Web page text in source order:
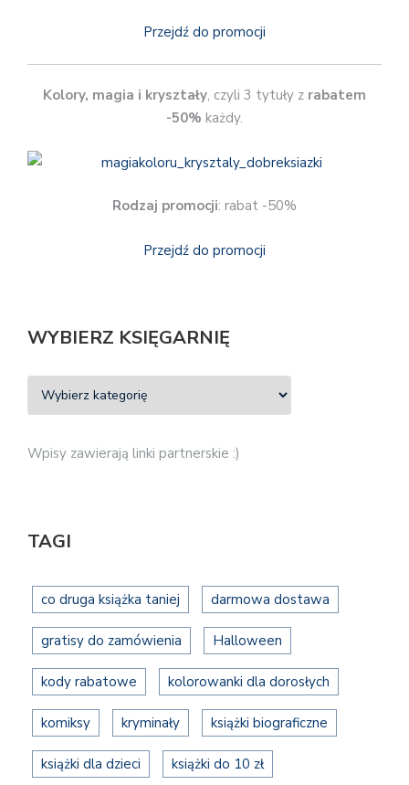
Przejdź do promocji
Kolory, magia i kryształy, czyli 3 tytuły z rabatem
-50% każdy.
Rodzaj promocji: rabat -50%
Przejdź do promocji
WYBIERZ KSIĘGARNIĘ
Wpisy zawierają linki partnerskie :)
TAGI
co druga książka taniej darmowa dostawa
gratisy do zamówienia Halloween
kody rabatowe kolorowanki dla dorosłych
komiksy kryminały książki biograficzne
książki dla dzieci książki do 10 zł